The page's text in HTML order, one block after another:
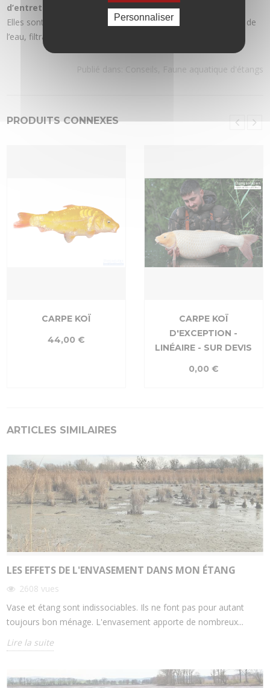
d’entretien ?
Elles sont robustes mais nécessitent un suivi régulier : qualité de
l’eau, filtration et alimentation adaptées.
Publié dans: Conseils Faune aquatique d'étangs
PRODUITS CONNEXES
CARPE KOÏ
44,00 €
CARPE KOÏ
D'EXCEPTION -
LINÉAIRE - SUR DEVIS
0,00 €
ARTICLES SIMILAIRES
LES EFFETS DE L'ENVASEMENT DANS MON ÉTANG
2608vues
Vase et étang sont indissociables. Ils ne font pas pour autant
toujours bon ménage. L'envasement apporte de nombreux...
Lire la suite
Personnaliser